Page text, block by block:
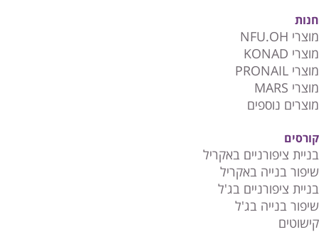
חנות
מוצרי NFU.OH
מוצרי KONAD
מוצרי PRONAIL
מוצרי MARS
מוצרים נוספים
קורסים
בניית ציפורניים באקריל
שיפור בנייה באקריל
בניית ציפורניים בג'ל
שיפור בנייה בג'ל
קישוטים